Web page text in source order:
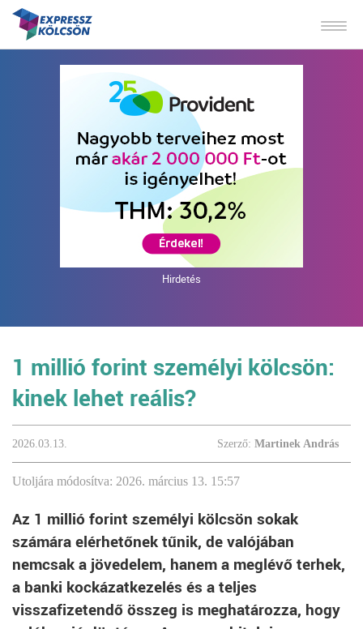
Hirdetés
1 millió forint személyi kölcsön:
kinek lehet reális?
2026.03.13. Szerző: Martinek András
Utoljára módosítva: 2026. március 13. 15:57
Az 1 millió forint személyi kölcsön sokak
számára elérhetőnek tűnik, de valójában
nemcsak a jövedelem, hanem a meglévő terhek,
a banki kockázatkezelés és a teljes
visszafizetendő összeg is meghatározza, hogy